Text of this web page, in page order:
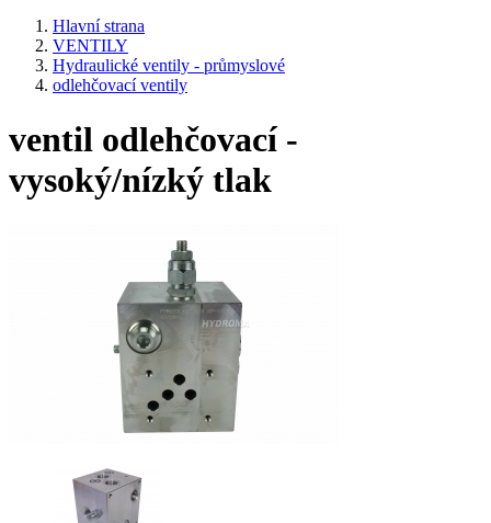
Hlavní strana
VENTILY
Hydraulické ventily - průmyslové
odlehčovací ventily
ventil odlehčovací -
vysoký/nízký tlak